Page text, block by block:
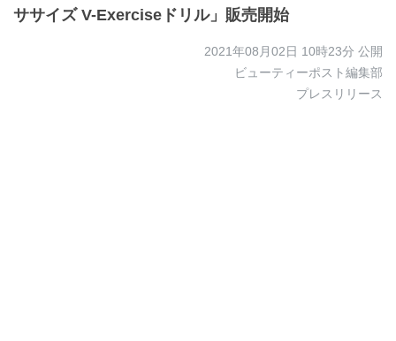
ササイズ V-Exerciseドリル」販売開始
2021年08月02日 10時23分 公開
ビューティーポスト編集部
プレスリリース